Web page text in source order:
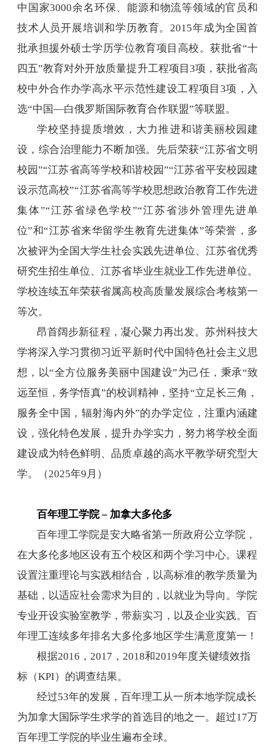
中国家3000余名环保、能源和物流等领域的官员和
技术人员开展培训和学历教育。2015年成为全国首
批承担援外硕士学历学位教育项目高校。获批省“十
四五”教育对外开放质量提升工程项目 3项，获批省高
校中外合作办学高水平示范性建设工程项目 3项，入
选“中国—白俄罗斯国际教育合作联盟”等联盟。
学校坚持提质增效，大力推进和谐美丽校园建
设，综合治理能力不断加强。先后荣获“江苏省文明
校园”“江苏省高等学校和谐校园”“江苏省平安校园建
设示范高校”“江苏省高等学校思想政治教育工作先进
集体”“江苏省绿色学校”“江苏省涉外管理先进单
位”和“江苏省来华留学生教育先进集体”等荣誉，多
次被评为全国大学生社会实践先进单位、江苏省优秀
研究生招生单位、江苏省毕业生就业工作先进单位。
学校连续五年荣获省属高校高质量发展综合考核第一
等次。
昂首阔步新征程，凝心聚力再出发。苏州科技大
学将深入学习贯彻习近平新时代中国特色社会主义思
想，以“全方位服务美丽中国建设”为己任，秉承“致
远至恒，务学悟真”的校训精神，坚持“立足长三角，
服务全中国，辐射海内外”的办学定位，注重内涵建
设，强化特色发展，提升办学实力，努力将学校全面
建设成为特色鲜明、品质卓越的高水平教学研究型大
学。（2025年9 月）
百年理工学院 – 加拿大多伦多
百年理工学院是安大略省第一所政府公立学院，
在大多伦多地区设有五个校区和两个学习中心。课程
设置注重理论与实践相结合，以高标准的教学质量为
基础，以适应社会需求为目的，以就业为导向。学院
专业开设实验室教学，带薪实习，以及企业实践。百
年理工连续多年排名大多伦多地区学生满意度第一！
根据2016 ， 2017 ， 2018和2019年度关键绩效指
标（KPI）的调查结果。
经过53年的发展，百年理工从一所本地学院成长
为加拿大国际学生求学的首选目的地之一。超过17万
百年理工学院的毕业生遍布全球。